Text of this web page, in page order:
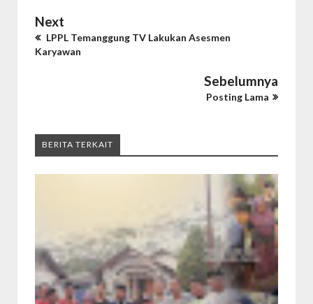
Next
LPPL Temanggung TV Lakukan Asesmen
Karyawan
Sebelumnya
Posting Lama
BERITA TERKAIT